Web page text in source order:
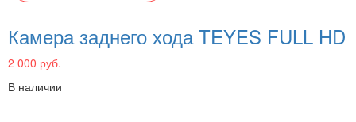
Камера заднего хода TEYES FULL HD
2 000 руб.
В наличии